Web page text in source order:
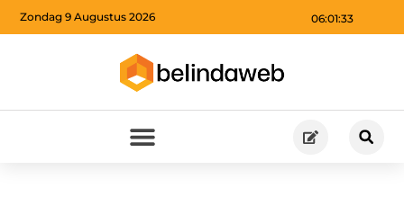
06:01:34
Zondag 9 Augustus 2026